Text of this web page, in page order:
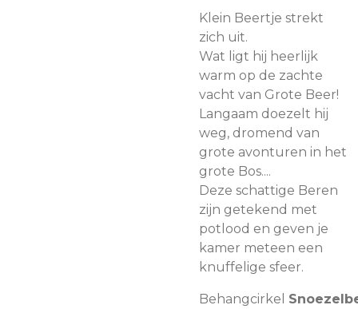
Klein Beertje strekt
zich uit.
Wat ligt hij heerlijk
warm op de zachte
vacht van Grote Beer!
Langaam doezelt hij
weg, dromend van
grote avonturen in het
grote Bos....
Deze schattige Beren
zijn getekend met
potlood en geven je
kamer meteen een
knuffelige sfeer.
Behangcirkel